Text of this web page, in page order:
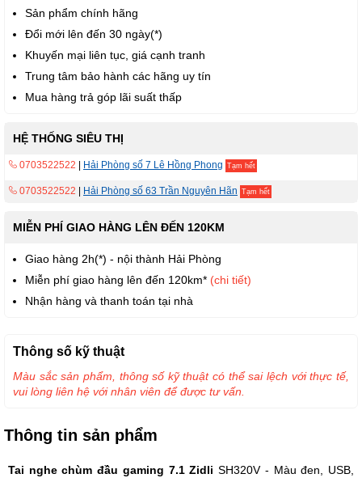
Sản phẩm chính hãng
Đổi mới lên đến 30 ngày(*)
Khuyến mại liên tục, giá cạnh tranh
Trung tâm bảo hành các hãng uy tín
Mua hàng trả góp lãi suất thấp
HỆ THỐNG SIÊU THỊ
0703522522 Hải Phòng số 7 Lê Hồng Phong Tạm hết
0703522522 Hải Phòng số 63 Trần Nguyên Hãn Tạm hết
MIỄN PHÍ GIAO HÀNG LÊN ĐẾN 120KM
Giao hàng 2h(*) - nội thành Hải Phòng
Miễn phí giao hàng lên đến 120km* (chi tiết)
Nhận hàng và thanh toán tại nhà
Thông tin sản phẩm
Tai nghe chùm đầu gaming 7.1 Zidli SH320V - Màu đen, USB,
Thông số kỹ thuật
Màu sắc sản phẩm, thông số kỹ thuật có thể sai lệch với thực tế,
vui lòng liên hệ với nhân viên để được tư vấn.